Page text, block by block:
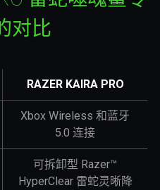
对比
RAZER KAIRA PRO
Xbox Wireless 和蓝牙
5.0 连接
可拆卸型 Razer™
HyperClear 雷蛇灵晰降